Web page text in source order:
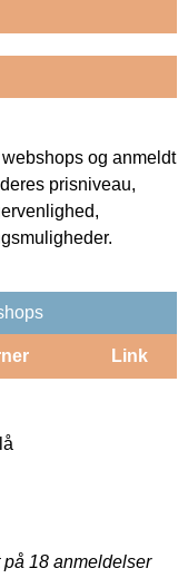
og anmeldt
prisniveau,
Link
på 18 anmeldelser